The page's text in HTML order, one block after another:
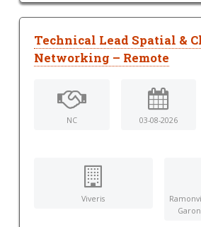
Technical Lead Spatial &
Networking – Remote
NC 03-08-2026
Viveris